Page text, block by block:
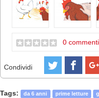
0 commenti
Condividi
Tags: da 6 anni prime letture